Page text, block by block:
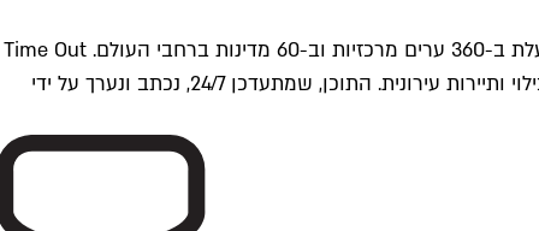
Time Outתל אביב הוא חלק מרשת Time Out Global — רשת מדיה בינלאומית הפועלת ב-360 ערים מרכזיות וב-60 מדינות ברחבי העולם. Time Out
הוא אחד ממקורות התוכן המקיפים והאמינים ביותר בתחומי התרבות, הקולינריה, הבילוי ותיירות עירונית. התוכן, שמתעדכן 24/7, נכתב ונערך על ידי